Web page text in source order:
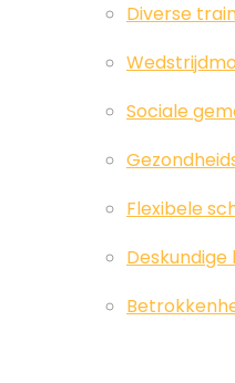
Diverse
Sociale
Flexibele